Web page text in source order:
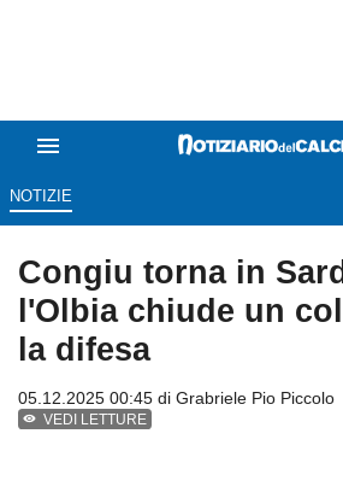
NOTIZIE
Congiu torna in
l'Olbia chiude un
la difesa
05.12.2025 00:45 di Grabriele Pio Piccolo
VEDI LETTURE